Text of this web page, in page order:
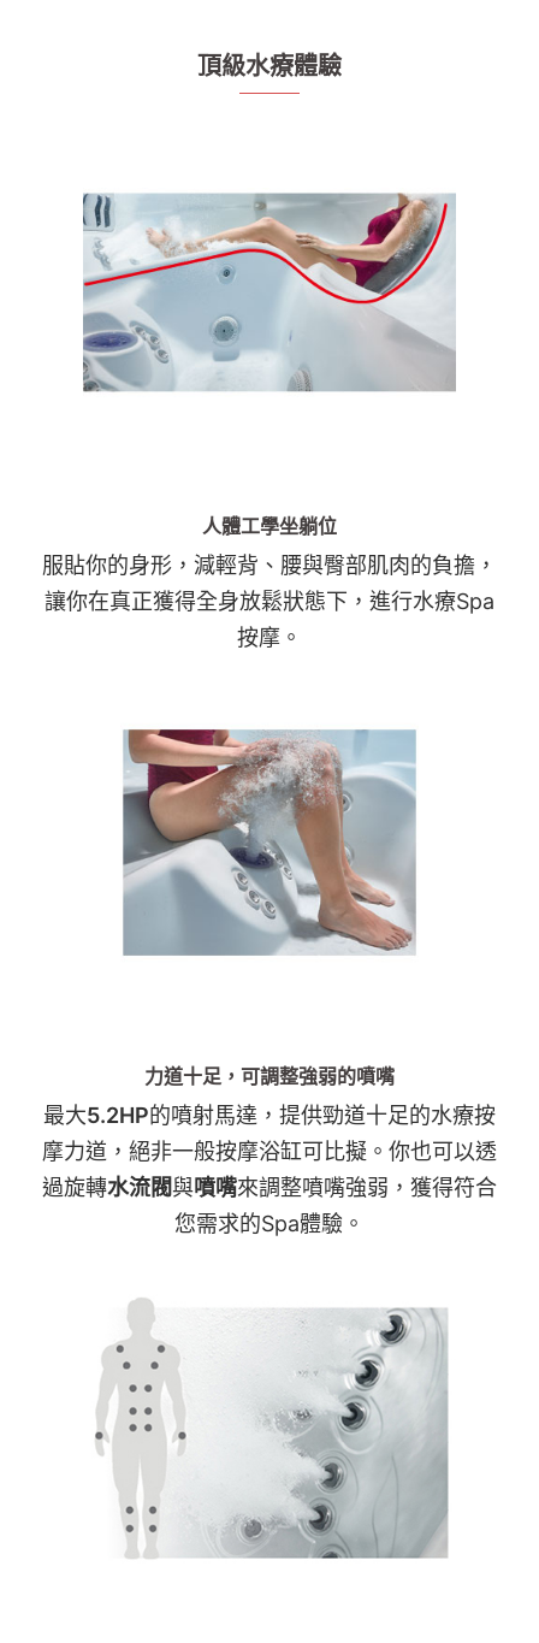
頂級水療體驗
人體工學坐躺位
服貼你的身形，減輕背、腰與臀部肌肉的負擔，
讓你在真正獲得全身放鬆狀態下，進行水療Spa
按摩。
力道十足，可調整強弱的噴嘴
最大5.2HP的噴射馬達，提供勁道十足的水療按
摩力道，絕非一般按摩浴缸可比擬。你也可以透
過旋轉水流閥與噴嘴來調整噴嘴強弱，獲得符合
您需求的Spa體驗。